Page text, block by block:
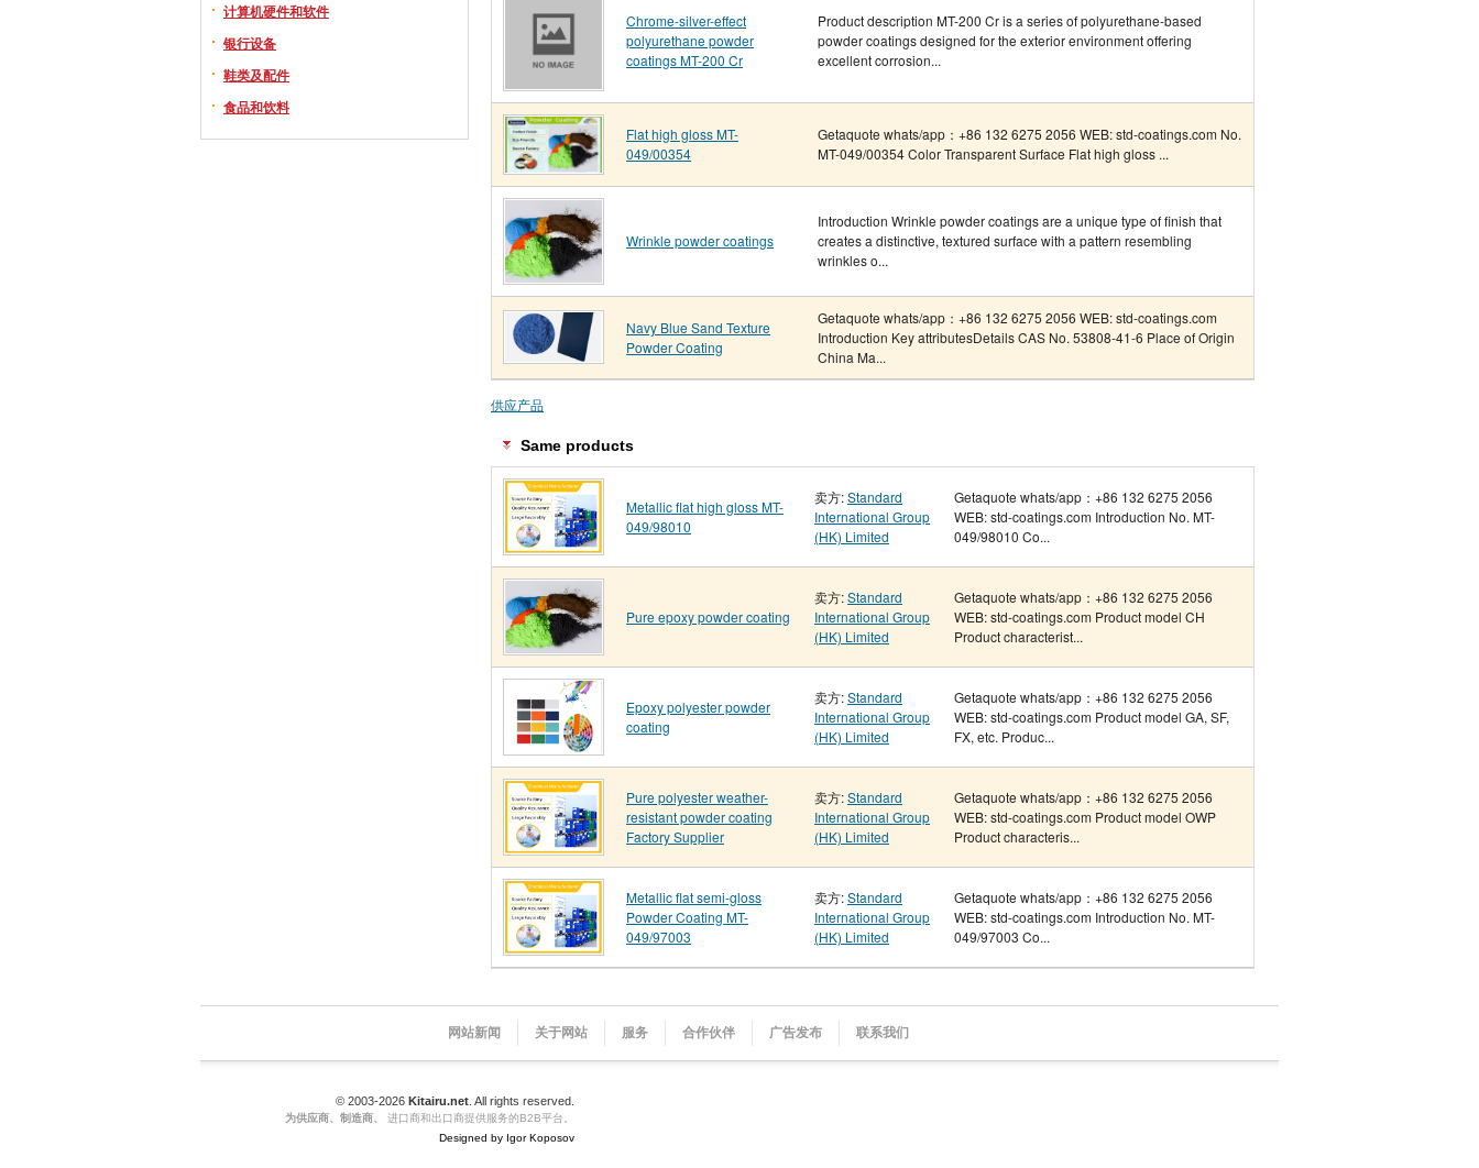
计算机硬件和软件
银行设备
鞋类及配件
食品和饮料
Chrome-silver-effect
polyurethane powder
coatings MT-200 Cr
Product description MT-200 Cr is a series of polyurethane-based
powder coatings designed for the exterior environment offering
excellent corrosion...
Flat high gloss MT-
049/00354
Getaquote whats/app：+86 132 6275 2056 WEB: std-coatings.com No.
MT-049/00354 Color Transparent Surface Flat high gloss ...
Wrinkle powder coatings
Introduction Wrinkle powder coatings are a unique type of finish that
creates a distinctive, textured surface with a pattern resembling
wrinkles o...
Navy Blue Sand Texture
Powder Coating
Getaquote whats/app：+86 132 6275 2056 WEB: std-coatings.com
Introduction Key attributesDetails CAS No. 53808-41-6 Place of Origin
China Ma...
供应产品
Same products
Metallic flat high gloss MT-
049/98010
卖方:Standard
International Group
(HK) Limited
Getaquote whats/app：+86 132 6275 2056
WEB: std-coatings.com Introduction No. MT-
049/98010 Co...
Pure epoxy powder coating
卖方:Standard
International Group
(HK) Limited
Getaquote whats/app：+86 132 6275 2056
WEB: std-coatings.com Product model CH
Product characterist...
Epoxy polyester powder
coating
卖方:Standard
International Group
(HK) Limited
Getaquote whats/app：+86 132 6275 2056
WEB: std-coatings.com Product model GA, SF,
FX, etc. Produc...
Pure polyester weather-
resistant powder coating
Factory Supplier
卖方:Standard
International Group
(HK) Limited
Getaquote whats/app：+86 132 6275 2056
WEB: std-coatings.com Product model OWP
Product characteris...
Metallic flat semi-gloss
Powder Coating MT-
049/97003
卖方:Standard
International Group
(HK) Limited
Getaquote whats/app：+86 132 6275 2056
WEB: std-coatings.com Introduction No. MT-
049/97003 Co...
网站新闻 关于网站 服务 合作伙伴 广告发布 联系我们
© 2003-2026 Kitairu.net . All rights reserved.
为供应商、制造商、
进口商和出口商提供服务的B2B平台。
Designed by Igor Koposov